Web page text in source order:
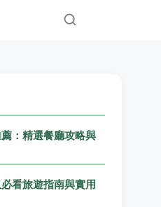
：精選餐廳攻略與
看旅遊指南與實用